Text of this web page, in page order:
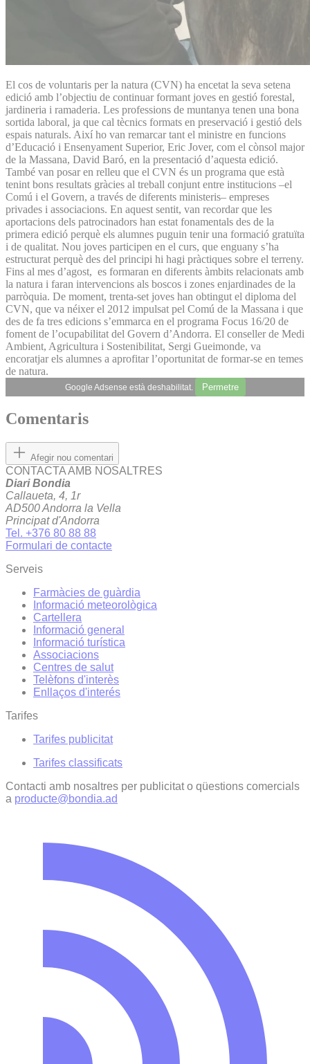
El cos de voluntaris per la natura (CVN) ha encetat la seva setena
edició amb l’objectiu de continuar formant joves en gestió forestal,
jardineria i ramaderia. Les professions de muntanya tenen una bona
sortida laboral, ja que cal tècnics formats en preservació i gestió dels
espais naturals. Així ho van remarcar tant el ministre en funcions
d’Educació i Ensenyament Superior, Eric Jover, com el cònsol major
de la Massana, David Baró, en la presentació d’aquesta edició.
També van posar en relleu que el CVN és un programa que està
tenint bons resultats gràcies al treball conjunt entre institucions –el
Comú i el Govern, a través de diferents ministeris– empreses
privades i associacions. En aquest sentit, van recordar que les
aportacions dels patrocinadors han estat fonamentals des de la
primera edició perquè els alumnes puguin tenir una formació gratuïta
i de qualitat. Nou joves participen en el curs, que enguany s’ha
estructurat perquè des del principi hi hagi pràctiques sobre el terreny.
Fins al mes d’agost, es formaran en diferents àmbits relacionats amb
la natura i faran intervencions als boscos i zones enjardinades de la
parròquia. De moment, trenta-set joves han obtingut el diploma del
CVN, que va néixer el 2012 impulsat pel Comú de la Massana i que
des de fa tres edicions s’emmarca en el programa Focus 16/20 de
foment de l’ocupabilitat del Govern d’Andorra. El conseller de Medi
Ambient, Agricultura i Sostenibilitat, Sergi Gueimonde, va
encoratjar els alumnes a aprofitar l’oportunitat de formar-se en temes
de natura.
Google Adsense està deshabilitat. Permetre
Comentaris
Afegir nou comentari
CONTACTA AMB NOSALTRES
Diari Bondia
Callaueta, 4, 1r
AD500 Andorra la Vella
Principat d'Andorra
Tel. +376 80 88 88
Formulari de contacte
Serveis
Farmàcies de guàrdia
Informació meteorològica
Cartellera
Informació general
Informació turística
Associacions
Centres de salut
Telèfons d'interès
Enllaços d'interés
Tarifes
Tarifes publicitat
Tarifes classificats
Contacti amb nosaltres per publicitat o qüestions comercials
a producte@bondia.ad